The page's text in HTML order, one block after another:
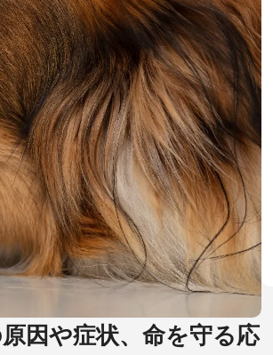
因や症状、命を守る応